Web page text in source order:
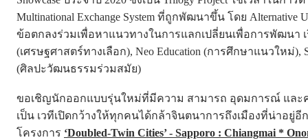
Multinational Exchange System ที่ถูกพัฒนาขึ้น โดย
ข้อตกลงร่วมเพื่อหาแนวทางในการแลกเปลี่ยนเพื่อการพัฒนา เ
(เศรษฐศาสตร์ทางเลือก), Neo Education (การศึกษาแนวใหม่),
(ศิลปะวัฒนธรรมร่วมสมัย)
ขอเชิญนักออกแบบรุ่นใหม่ที่มีความ สามารถ อุดมการณ์ และ
เป็น เวทีเปิดกว้างให้ทุกคนได้กล้าจินตนาการถึงเมืองที่น่าอ
โครงการ ‘Doubled-Twin Cities’ - Sapporo : Chiangmai *